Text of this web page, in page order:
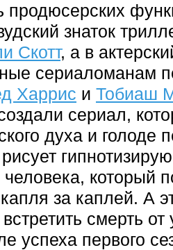
продюсерских
знаток
Скотт, а в
сериаломанам
Харрис и Тобиаш
сериал,
духа и голоде
который
за каплей. А
смерть от
успеха первого